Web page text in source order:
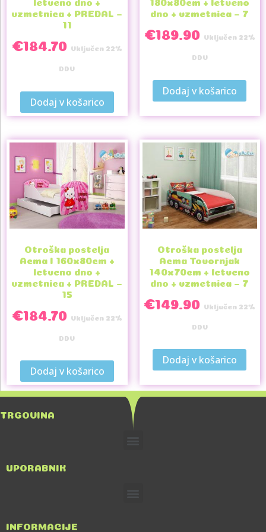
letveno dno +
vzmetnica + PREDAL –
11
€184.70 Vključen 22%
DDV
Dodaj v košarico
180x80cm + letveno
dno + vzmetnica – 7
€189.90 Vključen 22%
DDV
Dodaj v košarico
Otroška postelja
Acma I 160x80cm +
letveno dno +
vzmetnica + PREDAL –
15
€184.70 Vključen 22%
DDV
Dodaj v košarico
Otroška postelja
Acma Tovornjak
140x70cm + letveno
dno + vzmetnica – 7
€149.90 Vključen 22%
DDV
Dodaj v košarico
TRGOVINA
UPORABNIK
INFORMACIJE